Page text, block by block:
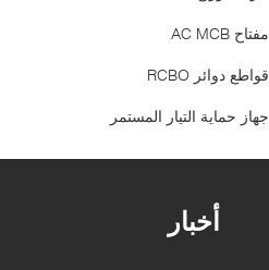
مفتاح AC MCB
قواطع دوائر RCBO
جهاز حماية التيار المستمر
أخبار